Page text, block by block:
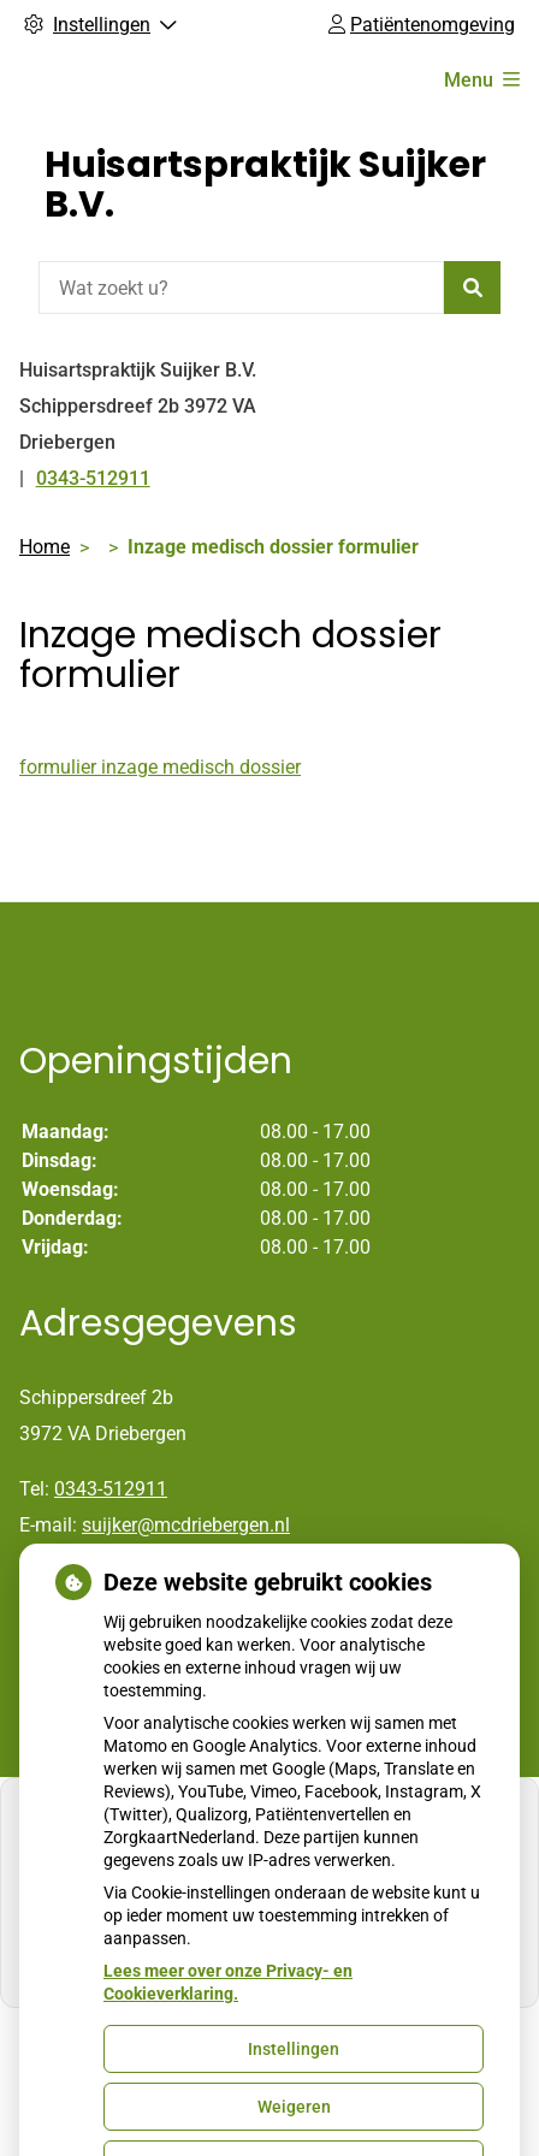
Instellingen Patiëntenomgeving
Menu
Huisartspraktijk Suijker
B.V.
Huisartspraktijk Suijker B.V.
Schippersdreef 2b 3972 VA
Driebergen
Tel:
0343-512911
Home Inzage medisch dossier formulier
Inzage medisch dossier
formulier
formulier inzage medisch dossier
Openingstijden
Maandag:
08.00 - 17.00
Dinsdag:
08.00 - 17.00
Woensdag:
08.00 - 17.00
Donderdag:
08.00 - 17.00
Vrijdag:
08.00 - 17.00
Adresgegevens
Schippersdreef 2b
3972 VA Driebergen
Tel: 0343-512911
E-mail: suijker@mcdriebergen.nl
Huisartsenpost
U heeft geen toestemming gegeven voor
externe inhoud die nodig is om dit te zien.
Cookie-instellingen wijzigen
Uw Zorg Online
Deze website gebruikt cookies
Wij gebruiken noodzakelijke cookies zodat deze
website goed kan werken. Voor analytische
cookies en externe inhoud vragen wij uw
toestemming.
Voor analytische cookies werken wij samen met
Matomo en Google Analytics. Voor externe inhoud
werken wij samen met Google (Maps, Translate en
Reviews), YouTube, Vimeo, Facebook, Instagram, X
(Twitter), Qualizorg, Patiëntenvertellen en
ZorgkaartNederland. Deze partijen kunnen
gegevens zoals uw IP-adres verwerken.
Via Cookie-instellingen onderaan de website kunt u
op ieder moment uw toestemming intrekken of
aanpassen.
Lees meer over onze Privacy- en
Cookieverklaring.
Instellingen
Weigeren